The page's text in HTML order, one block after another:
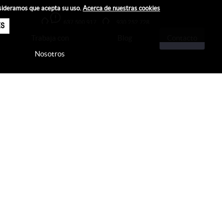
que acepta su uso. Acerca de nuestras cookies
Nosotros